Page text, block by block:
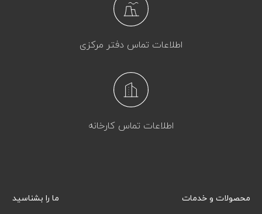
اطلاعات تماس دفتر مرکزی
اطلاعات تماس کارخانه
محصولات و خدمات ما را بشناسید